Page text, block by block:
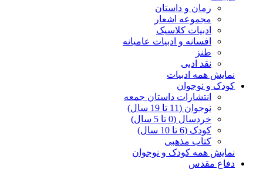
رمان و داستان
مجموعه اشعار
ادبیات کلاسیک
افسانه و ادبیات عامیانه
طنز
نقد ادبی
نمایش همه ادبیات
کودک و نوجوان
انتشارات داستان جمعه
نوجوان (11 تا 19 سال)
خردسال (0 تا 5 سال)
کودک (6 تا 10 سال)
کتاب مذهبی
نمایش همه کودک و نوجوان
دفاع مقدس